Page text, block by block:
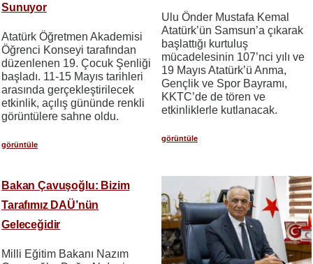
Sunuyor
Atatürk Öğretmen Akademisi
Öğrenci Konseyi tarafından
düzenlenen 19. Çocuk Şenliği
başladı. 11-15 Mayıs tarihleri
arasında gerçekleştirilecek
etkinlik, açılış gününde renkli
görüntülere sahne oldu.
görüntüle
Ulu Önder Mustafa Kemal
Atatürk’ün Samsun’a çıkarak
başlattığı kurtuluş
mücadelesinin 107’nci yılı ve
19 Mayıs Atatürk’ü Anma,
Gençlik ve Spor Bayramı,
KKTC’de de tören ve
etkinliklerle kutlanacak.
görüntüle
Bakan Çavuşoğlu: Bizim
Tarafımız DAÜ’nün
Geleceğidir
Milli Eğitim Bakanı Nazım